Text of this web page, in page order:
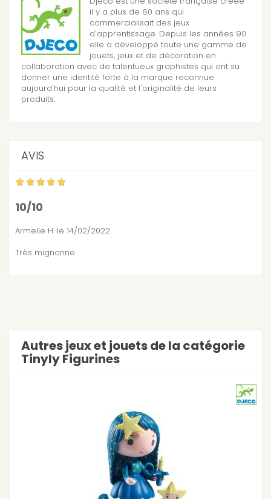
il y a plus de 60 ans qui
commercialisait des jeux
d'apprentissage. Depuis les années 90
elle a développé toute une gamme de
jouets, jeux et de décoration en
collaboration avec de talentueux graphistes qui ont su
donner une identité forte à la marque reconnue
aujourd'hui pour la qualité et l'originalité de leurs
produits.
AVIS
10/10
Armelle H. le 14/02/2022
Très mignonne
Autres jeux et jouets de la catégorie
Tinyly Figurines